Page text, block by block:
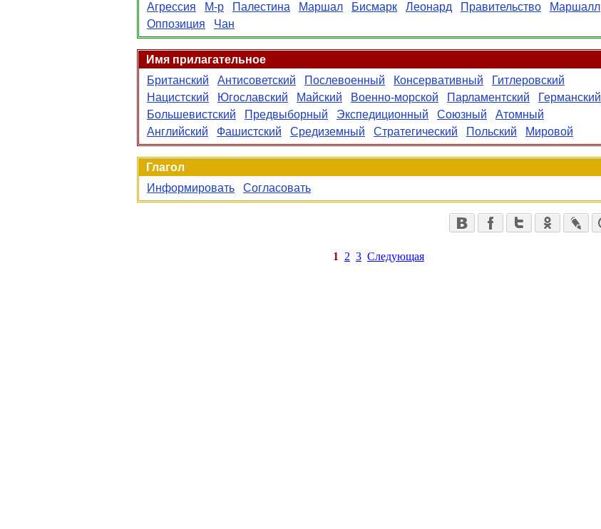
Агрессия
М-р Палестина Маршал Бисмарк Леонард Правительство
Маршалл
Оппозиция
Чан
Имя прилагательное
Британский
Антисоветский Послевоенный Консервативный
Гитлеровский
Нацистский
Югославский Майский Военно-морской Парламентский
Германский
Большевистский
Предвыборный Экспедиционный Союзный
Атомный
Английский
Фашистский Средиземный Стратегический Польский Мировой
Глагол
Информировать
Согласовать
1 2 3 Следующая